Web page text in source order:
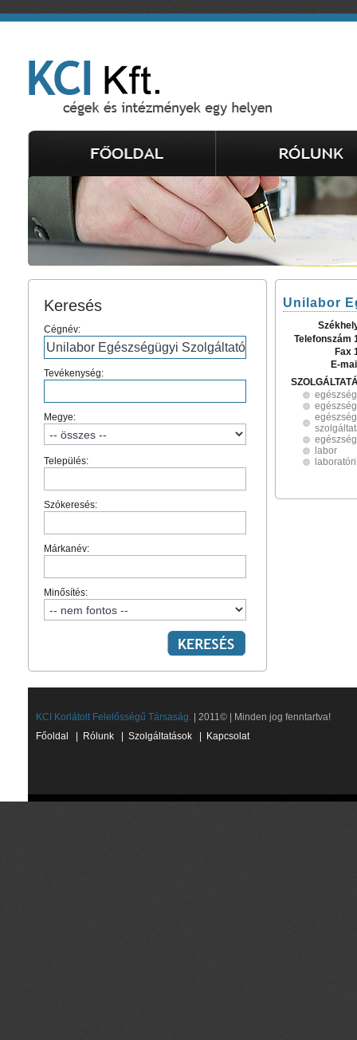
Keresés
Cégnév:
Tevékenység:
Megye:
Település:
Szókeresés:
Márkanév:
Minősítés:
Unilabor
Telefonszám
Fax
E-
labor
KCI Korlátolt Felelősségű Társaság. | 2011© | Minden jog fenntartva!
Főoldal
Rólunk Szolgáltatások Kapcsolat